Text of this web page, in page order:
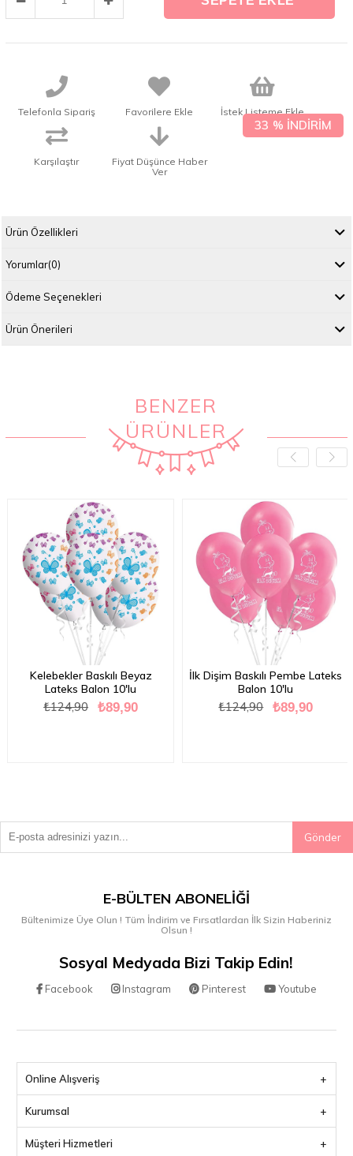
%
33 İNDIRIM
Telefonla Sipariş Favorilere Ekle İstek Listeme Ekle
Karşılaştır
Fiyat Düşünce Haber
Ver
Ürün Özellikleri
Yorumlar(0)
Ödeme Seçenekleri
Ürün Önerileri
BENZER
ÜRÜNLER
Kelebekler Baskılı Beyaz
Lateks Balon 10'lu
₺89,90
₺124,90
İlk Dişim Baskılı Pembe Lateks
Balon 10'lu
₺89,90
₺124,90
Gönder
E-BÜLTEN ABONELIĞI
Bültenimize Üye Olun ! Tüm İndirim ve Fırsatlardan İlk Sizin Haberiniz
Olsun !
Sosyal Medyada Bizi Takip Edin!
Facebook Instagram Pinterest Youtube
Online Alışveriş
Kurumsal
Müşteri Hizmetleri